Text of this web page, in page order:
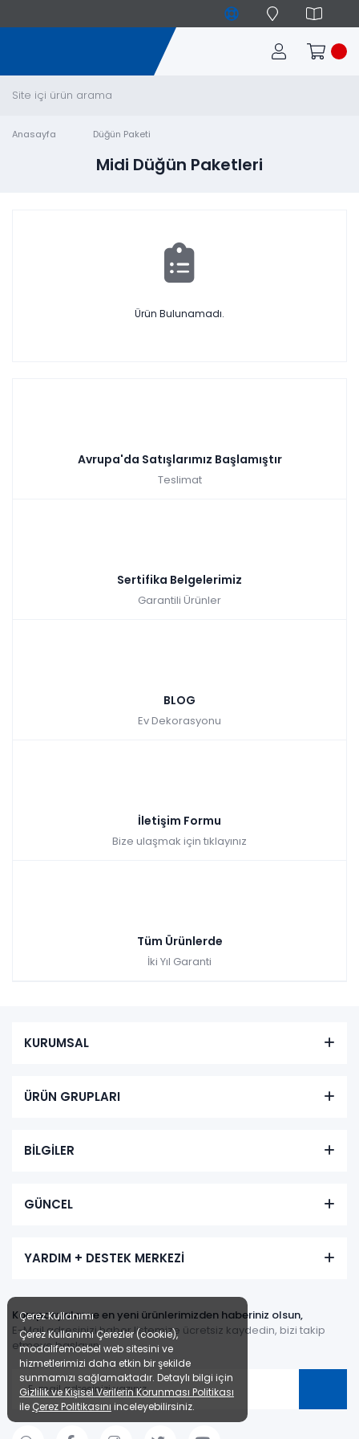
Anasayfa Düğün Paketi
Midi Düğün Paketleri
Ürün Bulunamadı.
Avrupa'da Satışlarımız Başlamıştır
Teslimat
Sertifika Belgelerimiz
Garantili Ürünler
BLOG
Ev Dekorasyonu
İletişim Formu
Bize ulaşmak için tıklayınız
Tüm Ürünlerde
İki Yıl Garanti
KURUMSAL
ÜRÜN GRUPLARI
BİLGİLER
GÜNCEL
YARDIM + DESTEK MERKEZİ
Kampanyalar ve en yeni ürünlerimizden haberiniz olsun,
E-Mail adresinizi haber listemize ücretsiz kaydedin, bizi takip
etmeye başlayın.
Çerez Kullanımı
Çerez Kullanımı Çerezler (cookie),
modalifemoebel web sitesini ve
hizmetlerimizi daha etkin bir şekilde
sunmamızı sağlamaktadır. Detaylı bilgi için
Gizlilik ve Kişisel Verilerin Korunması Politikası
ile Çerez Politikasını inceleyebilirsiniz.